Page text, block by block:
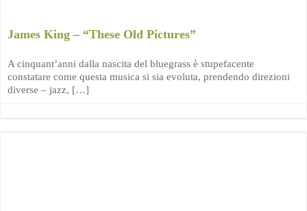
James King – “These Old Pictures”
A cinquant’anni dalla nascita del bluegrass è stupefacente
constatare come questa musica si sia evoluta, prendendo direzioni
diverse – jazz, […]